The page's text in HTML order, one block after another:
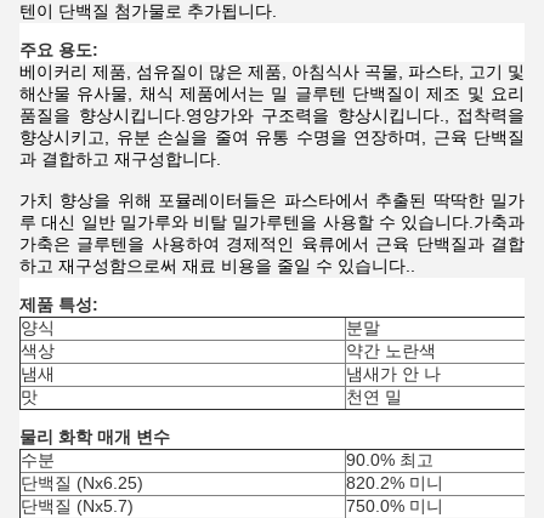
텐이 단백질 첨가물로 추가됩니다.
주요 용도:
베이커리 제품, 섬유질이 많은 제품, 아침식사 곡물, 파스타, 고기 및
해산물 유사물, 채식 제품에서는 밀 글루텐 단백질이 제조 및 요리
품질을 향상시킵니다.영양가와 구조력을 향상시킵니다., 접착력을
향상시키고, 유분 손실을 줄여 유통 수명을 연장하며, 근육 단백질
과 결합하고 재구성합니다.
가치 향상을 위해 포뮬레이터들은 파스타에서 추출된 딱딱한 밀가
루 대신 일반 밀가루와 비탈 밀가루텐을 사용할 수 있습니다.가축과
가축은 글루텐을 사용하여 경제적인 육류에서 근육 단백질과 결합
하고 재구성함으로써 재료 비용을 줄일 수 있습니다..
제품 특성:
양식
분말
색상
약간 노란색
냄새
냄새가 안 나
맛
천연 밀
물리 화학 매개 변수
수분
90.0% 최고
단백질 (Nx6.25)
820.2% 미니
단백질 (Nx5.7)
750.0% 미니